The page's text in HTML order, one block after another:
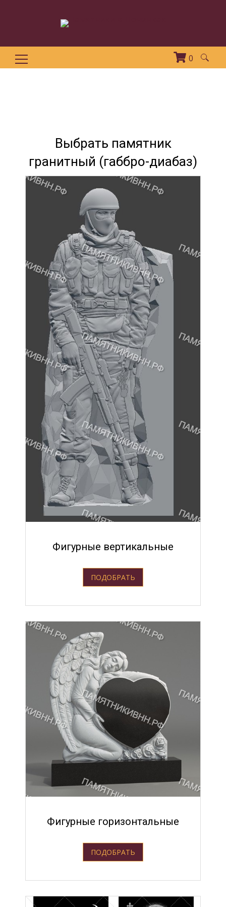
0
Найти:
Выбрать памятник
гранитный (габбро-диабаз)
Фигурные вертикальные
ПОДОБРАТЬ
Фигурные горизонтальные
ПОДОБРАТЬ